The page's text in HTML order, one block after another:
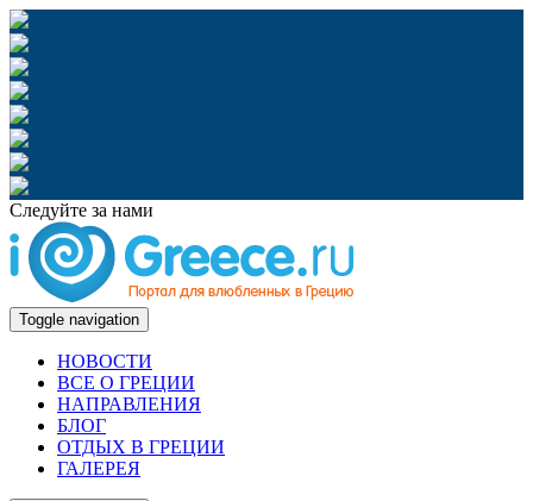
Следуйте за нами
Toggle navigation
НОВОСТИ
ВСЕ О ГРЕЦИИ
НАПРАВЛЕНИЯ
БЛОГ
ОТДЫХ В ГРЕЦИИ
ГАЛЕРЕЯ